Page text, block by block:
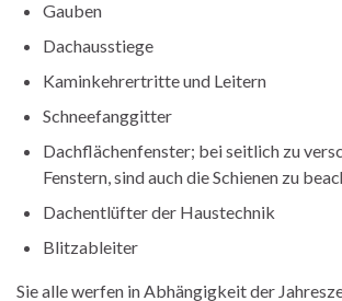
Gauben
Dachausstiege
Kaminkehrertritte und Leitern
Schneefanggitter
Dachflächenfenster; bei seitlich zu
Fenstern, sind auch die Schienen zu
Dachentlüfter der Haustechnik
Blitzableiter
Sie alle werfen in Abhängigkeit der